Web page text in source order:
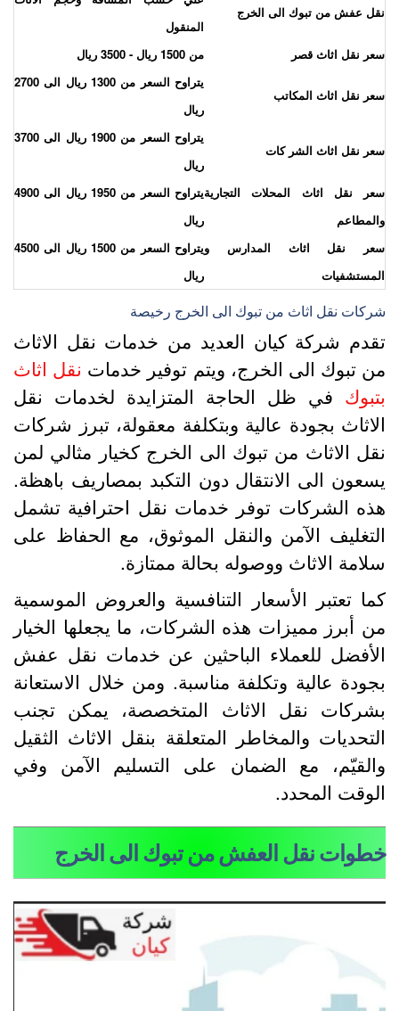
عفش من تبوك الى الخرج
المنقول
نقل اثاث قصر
من 1500 ريال - 3500 ريال
نقل اثاث المكاتب
يتراوح السعر من 1300 ريال الى 2700
ريال
نقل اثاث الشر كات
يتراوح السعر من 1900 ريال الى 3700
ريال
نقل اثاث المحلات التجارية
يتراوح السعر من 1950 ريال الى 4900
ريال
نقل اثاث المدارس و
يتراوح السعر من 1500 ريال الى 4500
ريال
نقل اثاث من تبوك الى الخرج رخيصة
شركة كيان العديد من خدمات نقل الاثاث
تبوك الى الخرج، ويتم توفير خدماتنقل اثاث
في ظل الحاجة المتزايدة لخدمات نقل
بجودة عالية وبتكلفة معقولة، تبرز شركات
الاثاث من تبوك الى الخرج كخيار مثالي لمن
الى الانتقال دون التكبد بمصاريف باهظة.
الشركات توفر خدمات نقل احترافية تشمل
الآمن والنقل الموثوق، مع الحفاظ على
الاثاث ووصوله بحالة ممتازة.
تعتبر الأسعار التنافسية والعروض الموسمية
أبرز مميزات هذه الشركات، ما يجعلها الخيار
للعملاء الباحثين عن خدمات نقل عفش
عالية وتكلفة مناسبة. ومن خلال الاستعانة
نقل الاثاث المتخصصة، يمكن تجنب
والمخاطر المتعلقة بنقل الاثاث الثقيل
مع الضمان على التسليم الآمن وفي
المحدد.
نقل العفش من تبوك الى الخرج